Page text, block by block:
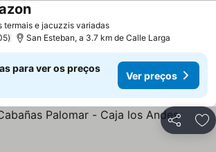
termais e jacuzzis variadas
San Esteban, a 3.7 km de Calle Larga
para ver os preços
Ver preços
Partilhar